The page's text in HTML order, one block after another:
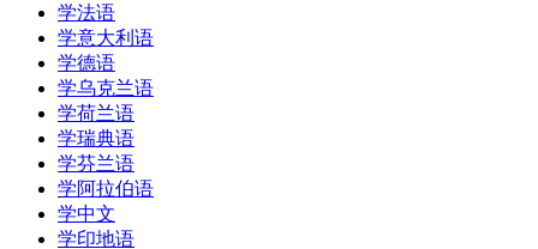
学法语
学意大利语
学德语
学乌克兰语
学荷兰语
学瑞典语
学芬兰语
学阿拉伯语
学中文
学印地语